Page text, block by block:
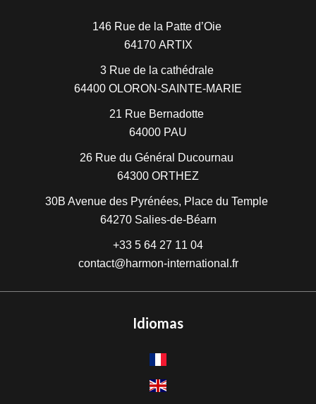
146 Rue de la Patte d’Oie
64170 ARTIX
3 Rue de la cathédrale
64400 OLORON-SAINTE-MARIE
21 Rue Bernadotte
64000 PAU
26 Rue du Général Ducournau
64300 ORTHEZ
30B Avenue des Pyrénées, Place du Temple
64270 Salies-de-Béarn
+33 5 64 27 11 04
contact@harmon-international.fr
Idiomas